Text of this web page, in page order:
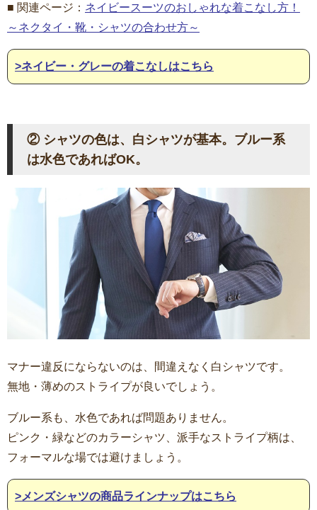
■ 関連ページ： ネイビースーツのおしゃれな着こなし方！
～ネクタイ・靴・シャツの合わせ方～
>ネイビー・グレーの着こなしはこちら
② シャツの色は、白シャツが基本。ブルー系
は水色であればOK。
マナー違反にならないのは、間違えなく白シャツです。
無地・薄めのストライプが良いでしょう。
ブルー系も、水色であれば問題ありません。
ピンク・緑などのカラーシャツ、派手なストライプ柄は、
フォーマルな場では避けましょう。
>メンズシャツの商品ラインナップはこちら